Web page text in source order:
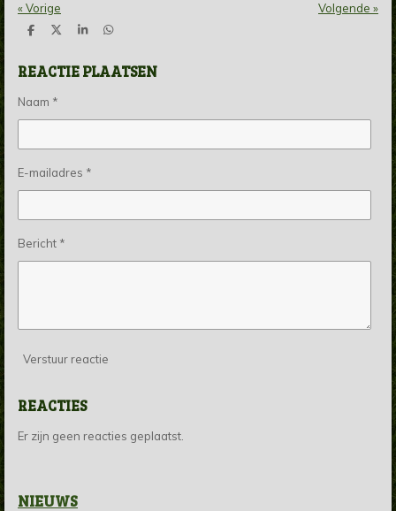
«Vorige Volgende »
D
e
n
D
l
S
r
e
D
e
n
REACTIE PLAATSEN
Naam *
E-mailadres *
Bericht *
Verstuur reactie
REACTIES
Er zijn geen reacties geplaatst.
NIEUWS